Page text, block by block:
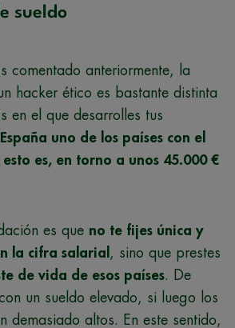
sueldo
comentado anteriormente, la
hacker ético es bastante distinta
en el que desarrolles tus
España uno de los países con el
es, en torno a unos 45.000 €
es que no te fijes única y
la cifra salarial
, sino que prestes
de vida de esos países . De
un sueldo elevado, si luego los
demasiado altos. En este sentido,